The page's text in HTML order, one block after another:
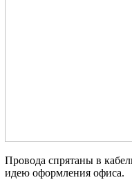
Провода спрятаны в
идею оформления офиса.